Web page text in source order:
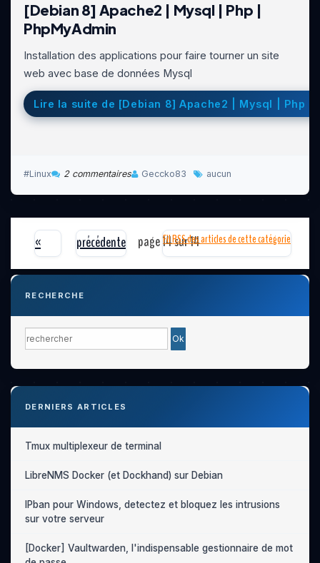
[Debian 8] Apache2 | Mysql | Php |
PhpMyAdmin
Installation des applications pour faire tourner un site
web avec base de données Mysql
Lire la suite de [Debian 8] Apache2 | Mysql | Php |
Linux 2 commentaires Geccko83 aucun
« précédente page 14 sur 14
Fil RSS des articles de cette catégorie
RECHERCHE
DERNIERS ARTICLES
Tmux multiplexeur de terminal
LibreNMS Docker (et Dockhand) sur Debian
IPban pour Windows, detectez et bloquez les intrusions
sur votre serveur
[Docker] Vaultwarden, l'indispensable gestionnaire de mot